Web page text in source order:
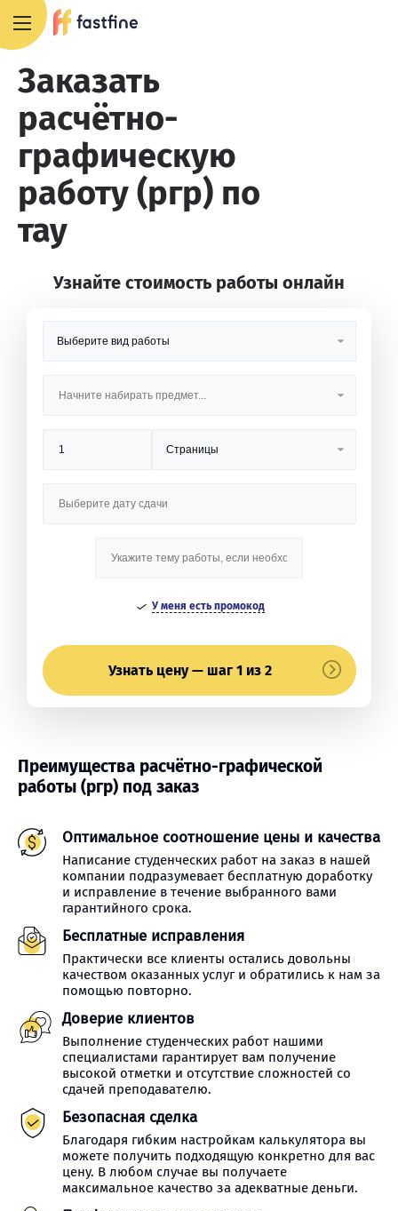
Заказать
расчётно-
графическую
работу (ргр) по
тау
Узнайте стоимость работы онлайн
У меня есть промокод
Узнать цену — шаг 1 из 2
Преимущества расчётно-графической
работы (ргр) под заказ
Оптимальное соотношение цены и качества
Написание студенческих работ на заказ в нашей
компании подразумевает бесплатную доработку
и исправление в течение выбранного вами
гарантийного срока.
Бесплатные исправления
Практически все клиенты остались довольны
качеством оказанных услуг и обратились к нам за
помощью повторно.
Доверие клиентов
Выполнение студенческих работ нашими
специалистами гарантирует вам получение
высокой отметки и отсутствие сложностей со
сдачей преподавателю.
Безопасная сделка
Благодаря гибким настройкам калькулятора вы
можете получить подходящую конкретно для вас
цену. В любом случае вы получаете
максимальное качество за адекватные деньги.